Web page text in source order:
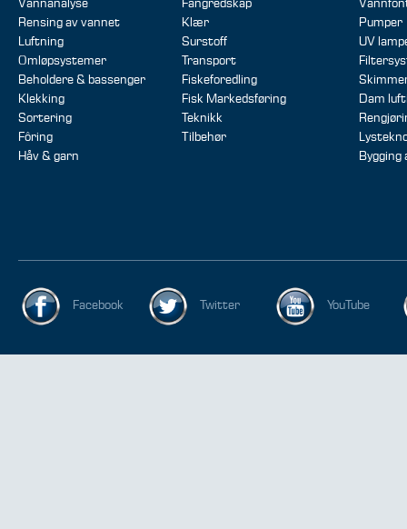
Vannanalyse
Rensing av vannet
Luftning
Omløpsystemer
Beholdere & bassenger
Klekking
Sortering
Fôring
Håv & garn
Fangredskap
Klær
Surstoff
Transport
Fiskeforedling
Fisk Markedsføring
Teknikk
Tilbehør
Pumper
UV
Dam
Bygging
Facebook Twitter YouTube